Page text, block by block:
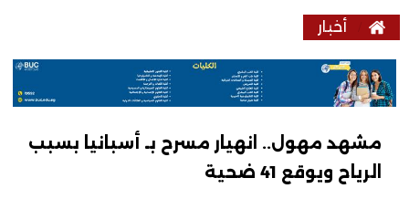
أخبار
مشهد مهول.. انهيار مسرح بـ أسبانيا بسبب
الرياح ويوقع 41 ضحية